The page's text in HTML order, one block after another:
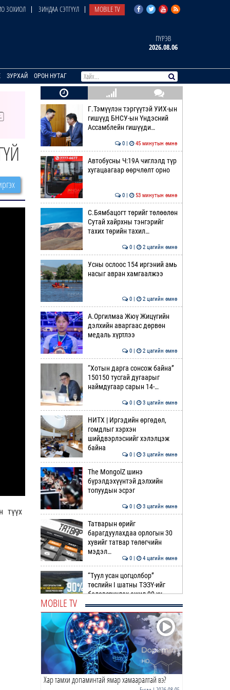
ЗОХИОЛ ЗИНДАА СЭТГҮҮЛ MOBILE TV
ПҮРЭВ
2026.08.06
ЗУРХАЙ ОРОН НУТАГ
түүх
Г.Тэмүүлэн тэргүүтэй УИХ-ын
гишүүд БНСУ-ын Үндэсний
Ассамблейн гишүүди…
0 | 45 минутын өмнө
Автобусны Ч:19А чиглэлд түр
хугацаагаар өөрчлөлт орно
0 | 53 минутын өмнө
С.Бямбацогт төрийг төлөөлөн
Сутай хайрхны тэнгэрийг
тахих төрийн тахил…
0 | 2 цагийн өмнө
Усны ослоос 154 иргэний амь
насыг авран хамгаалжээ
0 | 2 цагийн өмнө
А.Оргилмаа Жюү Жицүгийн
дэлхийн аваргаас дөрвөн
медаль хүртлээ
0 | 2 цагийн өмнө
“Хотын дарга сонсож байна”
150150 тусгай дугаарыг
наймдугаар сарын 14-…
0 | 3 цагийн өмнө
НИТХ | Иргэдийн өргөдөл,
гомдлыг хэрхэн
шийдвэрлэснийг хэлэлцэж
байна
0 | 3 цагийн өмнө
The MongolZ шинэ
бүрэлдэхүүнтэй дэлхийн
топуудын эсрэг
0 | 3 цагийн өмнө
Татварын өрийг
барагдуулахдаа орлогын 30
хувийг татвар төлөгчийн
мэдэл…
0 | 4 цагийн өмнө
“Туул усан цогцолбор”
төслийн I шатны ТЭЗҮ-ийг
боловсруулах ажил 90 ху…
Нийслэлийн иргэдийн
Төлөөлөгчдийн Хурлын
Ээлжит VIII хуралдаан
эхэллээ
0 | 4 цагийн өмнө
ТОО | Гадаад валютын нөөц
MOBILE TV
Хар тамхи допаминтай ямар хамааралтай вэ?